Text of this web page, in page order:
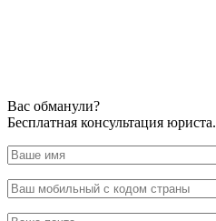
Вас обманули?
Бесплатная консультация юриста.